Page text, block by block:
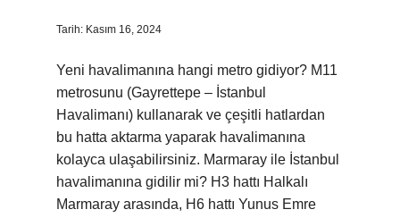
Tarih: Kasım 16, 2024
Yeni havalimanına hangi metro gidiyor? M11
metrosunu (Gayrettepe – İstanbul
Havalimanı) kullanarak ve çeşitli hatlardan
bu hatta aktarma yaparak havalimanına
kolayca ulaşabilirsiniz. Marmaray ile İstanbul
havalimanına gidilir mi? H3 hattı Halkalı
Marmaray arasında, H6 hattı Yunus Emre